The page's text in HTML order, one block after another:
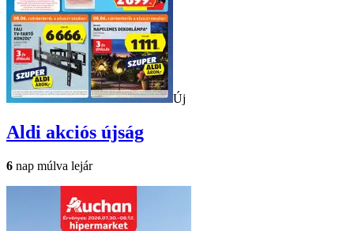
Új
Aldi akciós újság
6 nap múlva lejár